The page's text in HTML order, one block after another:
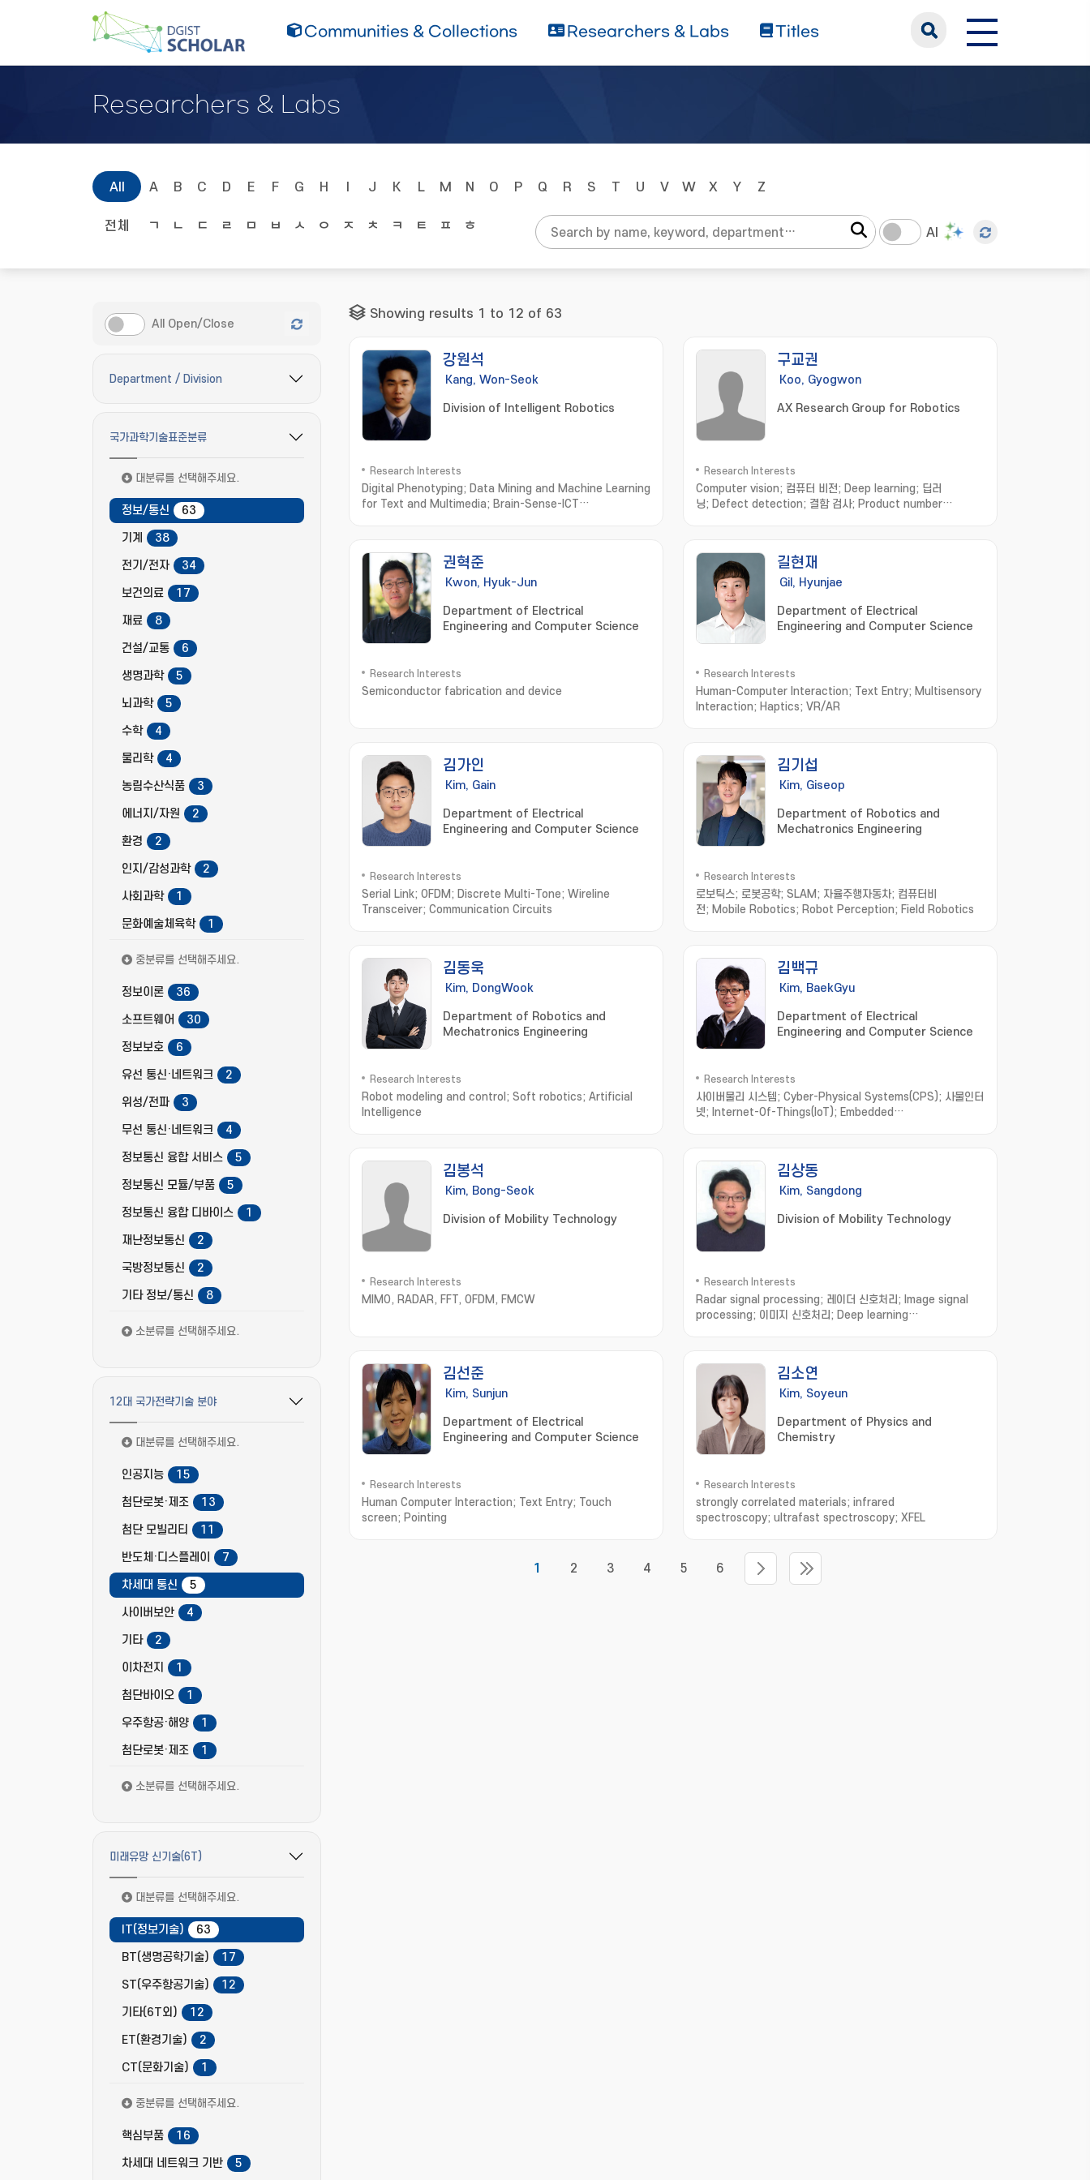
Communities & Collections Researchers & Labs Titles
Researchers & Labs
All A B C D E F G H J K L M N O P Q R S T U V W X Y Z
전체 ㄱ ㄴ ㄷ ㄹ ㅁ ㅂ ㅅ ㅇ ㅈ ㅊ ㅋ ㅌ ㅍ ㅎ AI
All Open/Close
Department / Division
필터 옵션 펼치기/접기
국가과학기술표준분류
필터 옵션 펼치기/접기
대분류를 선택해주세요.
정보/통신
63
기계
38
전기/전자
34
보건의료
17
재료
8
건설/교통
6
생명과학
5
뇌과학
5
수학
4
물리학
4
농림수산식품
3
에너지/자원
2
환경
2
인지/감성과학
2
사회과학
1
문화예술체육학
1
중분류를 선택해주세요.
정보이론
36
소프트웨어
30
정보보호
6
유선 통신·네트워크
2
위성/전파
3
무선 통신·네트워크
4
정보통신 융합 서비스
5
정보통신 모듈/부품
5
정보통신 융합 디바이스
1
재난정보통신
2
국방정보통신
2
기타 정보/통신
8
소분류를 선택해주세요.
12대 국가전략기술 분야
필터 옵션 펼치기/접기
대분류를 선택해주세요.
인공지능
15
첨단로봇·제조
13
첨단 모빌리티
11
반도체·디스플레이
7
차세대 통신
5
사이버보안
4
기타
2
이차전지
1
첨단바이오
1
우주항공·해양
1
첨단로봇·제조
1
소분류를 선택해주세요.
미래유망 신기술(6T)
필터 옵션 펼치기/접기
대분류를 선택해주세요.
IT(정보기술)
63
BT(생명공학기술)
17
ST(우주항공기술)
12
기타(6T외)
12
ET(환경기술)
2
CT(문화기술)
1
중분류를 선택해주세요.
핵심부품
16
차세대 네트워크 기반
5
Showing results 1 to 12 of 63
강원석
Kang, Won-Seok
Division of Intelligent Robotics
Research Interests
Digital Phenotyping; Data Mining and Machine Learning
for Text and Multimedia; Brain-Sense-ICT
구교권
Koo, Gyogwon
AX Research Group for Robotics
Research Interests
Computer vision; 컴퓨터 비전; Deep learning; 딥러
닝; Defect detection; 결함 검사; Product number
권혁준
Kwon, Hyuk-Jun
Department of Electrical
Engineering and Computer Science
Research Interests
Semiconductor fabrication and device
길현재
Gil, Hyunjae
Department of Electrical
Engineering and Computer Science
Research Interests
Human-Computer Interaction; Text Entry; Multisensory
Interaction; Haptics; VR/AR
김가인
Kim, Gain
Department of Electrical
Engineering and Computer Science
Research Interests
Serial Link; OFDM; Discrete Multi-Tone; Wireline
Transceiver; Communication Circuits
김기섭
Kim, Giseop
Department of Robotics and
Mechatronics Engineering
Research Interests
로보틱스; 로봇공학; SLAM; 자율주행자동차; 컴퓨터비
전; Mobile Robotics; Robot Perception; Field Robotics
김동욱
Kim, DongWook
Department of Robotics and
Mechatronics Engineering
Research Interests
Robot modeling and control; Soft robotics; Artificial
Intelligence
김백규
Kim, BaekGyu
Department of Electrical
Engineering and Computer Science
Research Interests
사이버물리 시스템; Cyber-Physical Systems(CPS); 사물인터
넷; Internet-Of-Things(IoT); Embedded
development; hardware/software
integration; distributed computing; real-time systems
김봉석
Kim, Bong-Seok
Division of Mobility Technology
Research Interests
MIMO, RADAR, FFT, OFDM, FMCW
김상동
Kim, Sangdong
Division of Mobility Technology
Research Interests
Radar signal processing; 레이더 신호처리; Image signal
processing; 이미지 신호처리; Deep learning
김선준
Kim, Sunjun
Department of Electrical
Engineering and Computer Science
Research Interests
Human Computer Interaction; Text Entry; Touch
screen; Pointing
김소연
Kim, Soyeun
Department of Physics and
Chemistry
Research Interests
strongly correlated materials; infrared
spectroscopy; ultrafast spectroscopy; XFEL
1 2 3 4 5 6